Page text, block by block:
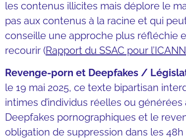
les contenus illicites mais déplore le
pas aux contenus à la racine et qui
conseille une approche plus réfléchie
recourir (Rapport du SSAC pour l’ICANN
Revenge-porn et Deepfakes /
le 19 mai 2025, ce texte bipartisan
intimes d’individus réelles ou
Deepfakes pornographiques et le
obligation de suppression dans les